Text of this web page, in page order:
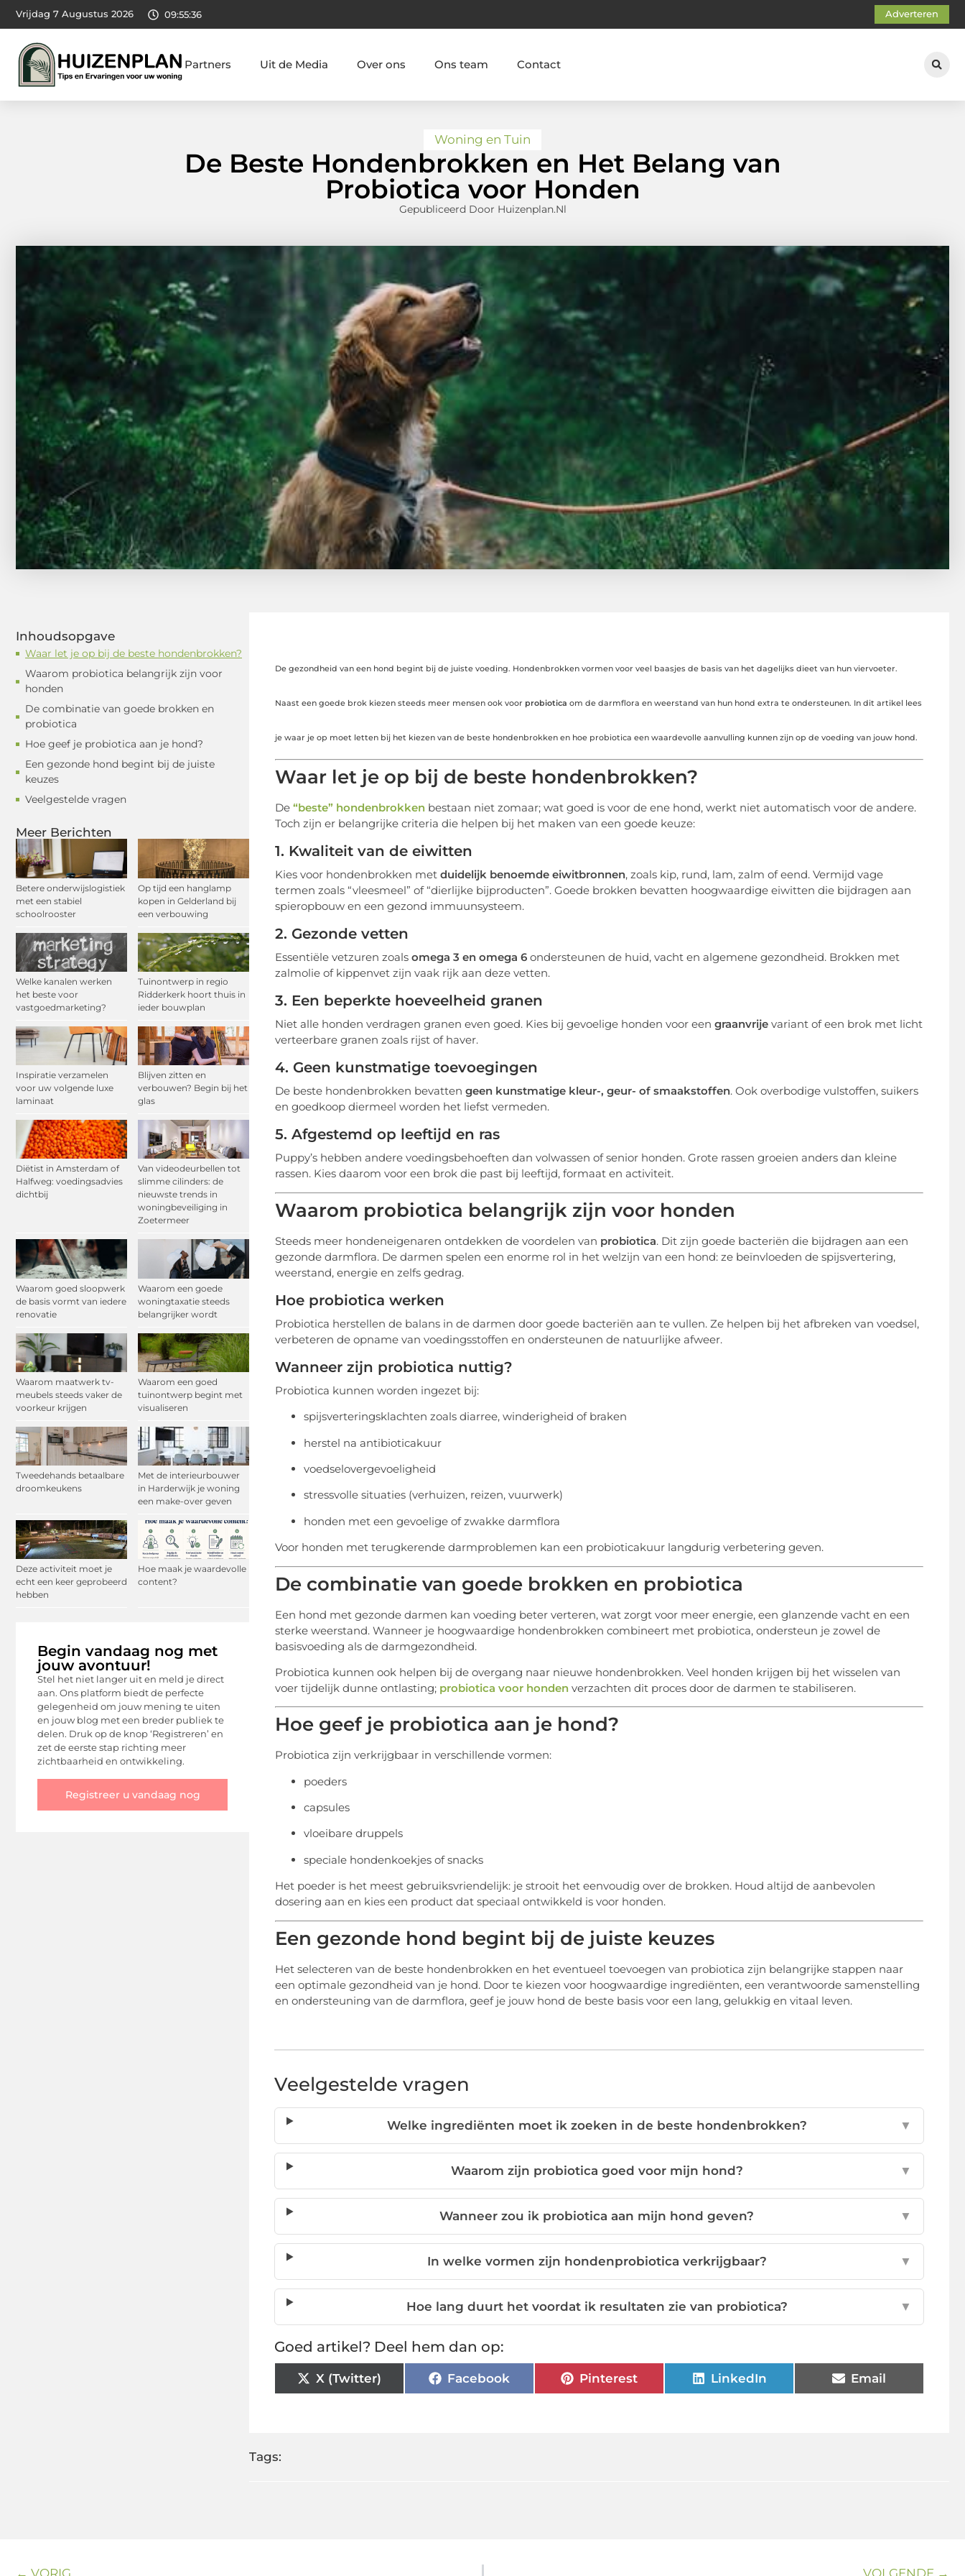
Vrijdag 7 Augustus 2026 09:55:38 Adverteren
Partners Uit de Media Over ons Ons team Contact
Woning en Tuin
De Beste Hondenbrokken en Het Belang van
Probiotica voor Honden
Gepubliceerd Door Huizenplan.nl
Inhoudsopgave
Waar let je op bij de beste hondenbrokken?
Waarom probiotica belangrijk zijn voor
honden
De combinatie van goede brokken en
probiotica
Hoe geef je probiotica aan je hond?
Een gezonde hond begint bij de juiste
keuzes
Veelgestelde vragen
Meer Berichten
Betere onderwijslogistiek
met een stabiel
schoolrooster
Op tijd een hanglamp
kopen in Gelderland bij
een verbouwing
Welke kanalen werken
het beste voor
vastgoedmarketing?
Tuinontwerp in regio
Ridderkerk hoort thuis in
ieder bouwplan
Inspiratie verzamelen
voor uw volgende luxe
laminaat
Blijven zitten en
verbouwen? Begin bij het
glas
Diëtist in Amsterdam of
Halfweg: voedingsadvies
dichtbij
Van videodeurbellen tot
slimme cilinders: de
nieuwste trends in
woningbeveiliging in
Zoetermeer
Waarom goed sloopwerk
de basis vormt van iedere
renovatie
Waarom een goede
woningtaxatie steeds
belangrijker wordt
Waarom maatwerk tv-
meubels steeds vaker de
voorkeur krijgen
Waarom een goed
tuinontwerp begint met
visualiseren
Tweedehands betaalbare
droomkeukens
Met de interieurbouwer
in Harderwijk je woning
een make-over geven
Deze activiteit moet je
echt een keer geprobeerd
hebben
Hoe maak je waardevolle
content?
Begin vandaag nog met
jouw avontuur!
Stel het niet langer uit en meld je direct
aan. Ons platform biedt de perfecte
gelegenheid om jouw mening te uiten
en jouw blog met een breder publiek te
delen. Druk op de knop ‘Registreren’ en
zet de eerste stap richting meer
zichtbaarheid en ontwikkeling.
Registreer u vandaag nog
De gezondheid van een hond begint bij de juiste voeding. Hondenbrokken vormen voor veel baasjes de basis van het dagelijks dieet van hun viervoeter.
Naast een goede brok kiezen steeds meer mensen ook voor probiotica om de darmflora en weerstand van hun hond extra te ondersteunen. In dit artikel lees
je waar je op moet letten bij het kiezen van de beste hondenbrokken en hoe probiotica een waardevolle aanvulling kunnen zijn op de voeding van jouw hond.
Waar let je op bij de beste hondenbrokken?
De “beste” hondenbrokken bestaan niet zomaar; wat goed is voor de ene hond, werkt niet automatisch voor de andere.
Toch zijn er belangrijke criteria die helpen bij het maken van een goede keuze:
1. Kwaliteit van de eiwitten
Kies voor hondenbrokken met duidelijk benoemde eiwitbronnen, zoals kip, rund, lam, zalm of eend. Vermijd vage
termen zoals “vleesmeel” of “dierlijke bijproducten”. Goede brokken bevatten hoogwaardige eiwitten die bijdragen aan
spieropbouw en een gezond immuunsysteem.
2. Gezonde vetten
Essentiële vetzuren zoals omega 3 en omega 6 ondersteunen de huid, vacht en algemene gezondheid. Brokken met
zalmolie of kippenvet zijn vaak rijk aan deze vetten.
3. Een beperkte hoeveelheid granen
Niet alle honden verdragen granen even goed. Kies bij gevoelige honden voor een graanvrije variant of een brok met licht
verteerbare granen zoals rijst of haver.
4. Geen kunstmatige toevoegingen
De beste hondenbrokken bevatten geen kunstmatige kleur-, geur- of smaakstoffen. Ook overbodige vulstoffen, suikers
en goedkoop diermeel worden het liefst vermeden.
5. Afgestemd op leeftijd en ras
Puppy’s hebben andere voedingsbehoeften dan volwassen of senior honden. Grote rassen groeien anders dan kleine
rassen. Kies daarom voor een brok die past bij leeftijd, formaat en activiteit.
Waarom probiotica belangrijk zijn voor honden
Steeds meer hondeneigenaren ontdekken de voordelen van probiotica. Dit zijn goede bacteriën die bijdragen aan een
gezonde darmflora. De darmen spelen een enorme rol in het welzijn van een hond: ze beïnvloeden de spijsvertering,
weerstand, energie en zelfs gedrag.
Hoe probiotica werken
Probiotica herstellen de balans in de darmen door goede bacteriën aan te vullen. Ze helpen bij het afbreken van voedsel,
verbeteren de opname van voedingsstoffen en ondersteunen de natuurlijke afweer.
Wanneer zijn probiotica nuttig?
Probiotica kunnen worden ingezet bij:
spijsverteringsklachten zoals diarree, winderigheid of braken
herstel na antibioticakuur
voedselovergevoeligheid
stressvolle situaties (verhuizen, reizen, vuurwerk)
honden met een gevoelige of zwakke darmflora
Voor honden met terugkerende darmproblemen kan een probioticakuur langdurig verbetering geven.
De combinatie van goede brokken en probiotica
Een hond met gezonde darmen kan voeding beter verteren, wat zorgt voor meer energie, een glanzende vacht en een
sterke weerstand. Wanneer je hoogwaardige hondenbrokken combineert met probiotica, ondersteun je zowel de
basisvoeding als de darmgezondheid.
Probiotica kunnen ook helpen bij de overgang naar nieuwe hondenbrokken. Veel honden krijgen bij het wisselen van
voer tijdelijk dunne ontlasting; probiotica voor honden verzachten dit proces door de darmen te stabiliseren.
Hoe geef je probiotica aan je hond?
Probiotica zijn verkrijgbaar in verschillende vormen:
poeders
capsules
vloeibare druppels
speciale hondenkoekjes of snacks
Het poeder is het meest gebruiksvriendelijk: je strooit het eenvoudig over de brokken. Houd altijd de aanbevolen
dosering aan en kies een product dat speciaal ontwikkeld is voor honden.
Een gezonde hond begint bij de juiste keuzes
Het selecteren van de beste hondenbrokken en het eventueel toevoegen van probiotica zijn belangrijke stappen naar
een optimale gezondheid van je hond. Door te kiezen voor hoogwaardige ingrediënten, een verantwoorde samenstelling
en ondersteuning van de darmflora, geef je jouw hond de beste basis voor een lang, gelukkig en vitaal leven.
Veelgestelde vragen
Welke ingrediënten moet ik zoeken in de beste hondenbrokken? ▼
Waarom zijn probiotica goed voor mijn hond? ▼
Wanneer zou ik probiotica aan mijn hond geven? ▼
In welke vormen zijn hondenprobiotica verkrijgbaar? ▼
Hoe lang duurt het voordat ik resultaten zie van probiotica? ▼
Goed artikel? Deel hem dan op:
X (Twitter) Facebook Pinterest LinkedIn Email
Tags: